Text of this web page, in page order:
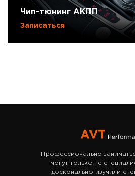
Чип-тюнинг АКПП
Записаться
Профессионально
могут только те
досконально изучили